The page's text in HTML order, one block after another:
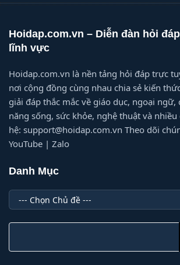
Hoidap.com.vn – Diễn đàn hỏi
lĩnh vực
Hoidap.com.vn là nền tảng hỏi đáp trực
nơi cộng đồng cùng nhau chia sẻ kiến
giải đáp thắc mắc về giáo dục, ngoại ngữ,
năng sống, sức khỏe, nghệ thuật và nhiều
hệ: support@hoidap.com.vn Theo dõi
YouTube | Zalo
Danh Mục
Danh
Mục